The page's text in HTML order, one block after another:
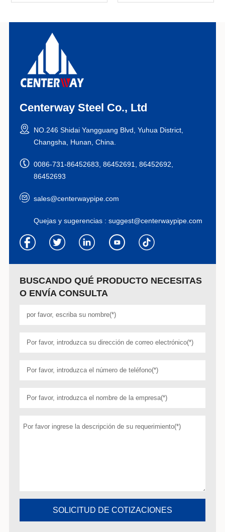
Centerway Steel Co., Ltd
NO.246 Shidai Yangguang Blvd, Yuhua District,
Changsha, Hunan, China.
0086-731-86452683, 86452691, 86452692,
86452693
sales@centerwaypipe.com
Quejas y sugerencias : suggest@centerwaypipe.com
BUSCANDO QUÉ PRODUCTO NECESITAS
O ENVÍA CONSULTA